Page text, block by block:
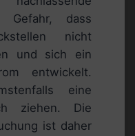
Gefahr, dass
nicht
und sich ein
entwickelt.
eine
ziehen. Die
ist daher